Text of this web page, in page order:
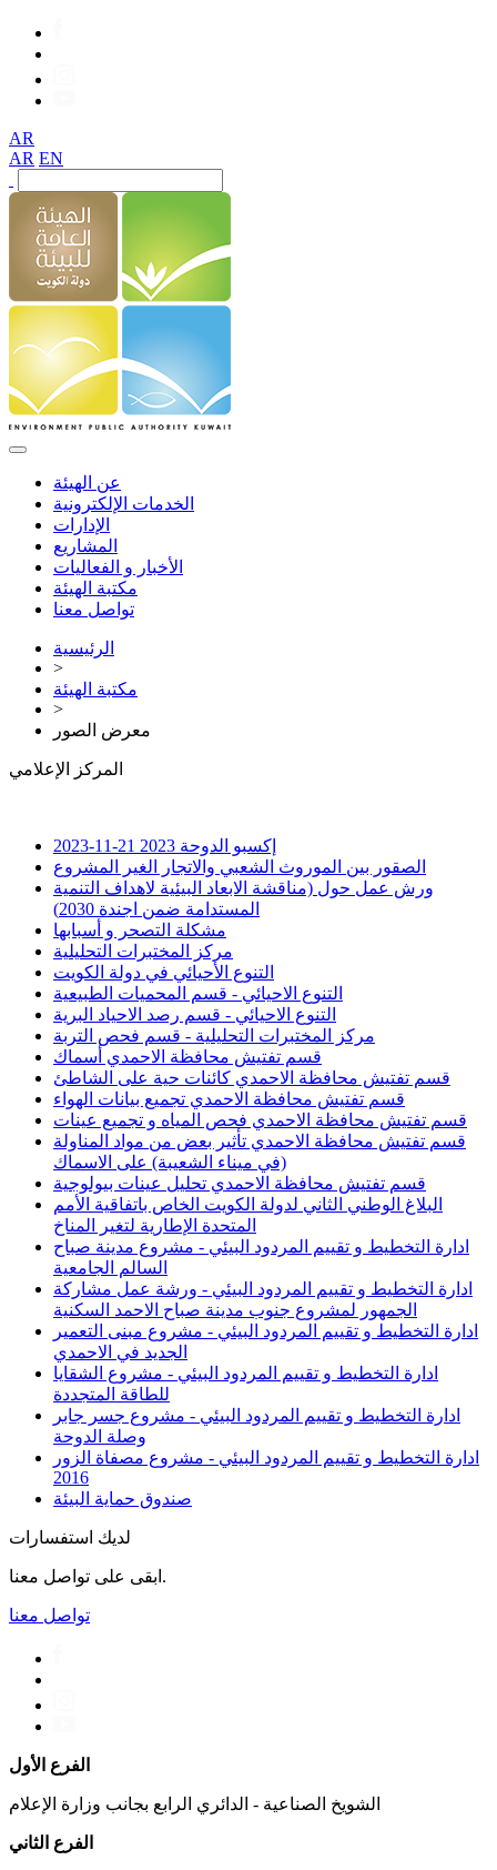
AR
AR EN
عن الهيئة
الخدمات الإلكترونية
الإدارات
المشاريع
الأخبار و الفعاليات
مكتبة الهيئة
تواصل معنا
الرئيسية
>
مكتبة الهيئة
>
معرض الصور
المركز الإعلامي
إكسبو الدوحة 2023
21-11-2023
الصقور بين الموروث الشعبي والاتجار الغير المشروع
ورش عمل حول (مناقشة الابعاد البيئية لاهداف التنمية
المستدامة ضمن اجندة 2030)
مشكلة التصحر و أسبابها
مركز المختبرات التحليلية
التنوع الأحيائي في دولة الكويت
التنوع الاحيائي - قسم المحميات الطبيعية
التنوع الاحيائي - قسم رصد الاحياد البرية
مركز المختبرات التحليلية - قسم فحص التربة
قسم تفتيش محافظة الاحمدي أسماك
قسم تفتيش محافظة الاحمدي كائنات حية على الشاطئ
قسم تفتيش محافظة الاحمدي تجميع بيانات الهواء
قسم تفتيش محافظة الاحمدي فحص المياه و تجميع عينات
قسم تفتيش محافظة الاحمدي تأثير بعض من مواد المناولة
(في ميناء الشعيبة) على الاسماك
قسم تفتيش محافظة الاحمدي تحليل عينات بيولوجية
البلاغ الوطني الثاني لدولة الكويت الخاص باتفاقية الأمم
المتحدة الإطارية لتغير المناخ
ادارة التخطيط و تقييم المردود البيئي - مشروع مدينة صباح
السالم الجامعية
ادارة التخطيط و تقييم المردود البيئي - ورشة عمل مشاركة
الجمهور لمشروع جنوب مدينة صباح الاحمد السكنية
ادارة التخطيط و تقييم المردود البيئي - مشروع مبنى التعمير
الجديد في الاحمدي
ادارة التخطيط و تقييم المردود البيئي - مشروع الشقايا
للطاقة المتجددة
ادارة التخطيط و تقييم المردود البيئي - مشروع جسر جابر
وصلة الدوحة
ادارة التخطيط و تقييم المردود البيئي - مشروع مصفاة الزور
2016
صندوق حماية البيئة
لديك استفسارات
ابقى على تواصل معنا.
تواصل معنا
الفرع الأول
الشويخ الصناعية - الدائري الرابع بجانب وزارة الإعلام
الفرع الثاني